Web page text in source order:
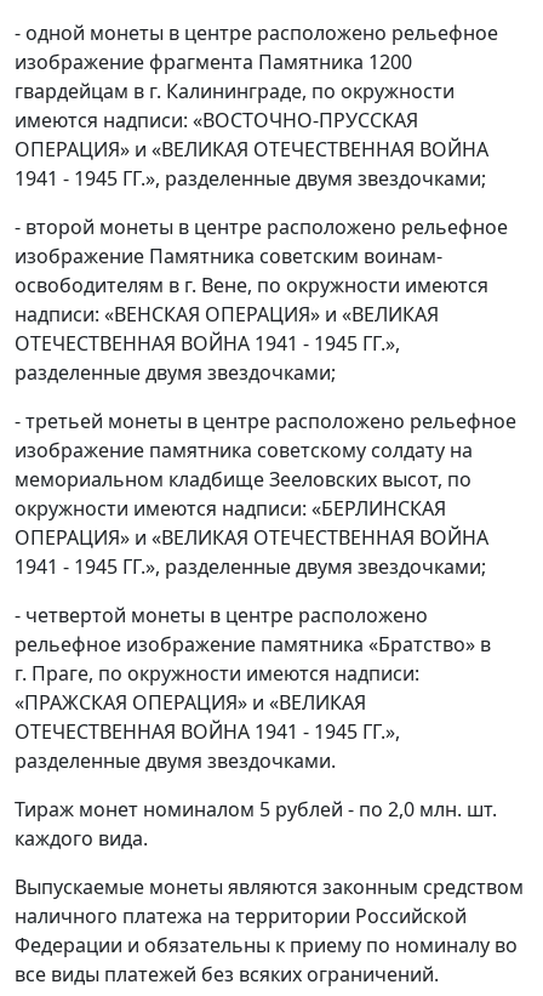
- одной монеты в центре расположено рельефное
изображение фрагмента Памятника 1200
гвардейцам в г. Калининграде, по окружности
имеются надписи: «ВОСТОЧНО-ПРУССКАЯ
ОПЕРАЦИЯ» и «ВЕЛИКАЯ ОТЕЧЕСТВЕННАЯ ВОЙНА
1941 - 1945 ГГ.», разделенные двумя звездочками;
- второй монеты в центре расположено рельефное
изображение Памятника советским воинам-
освободителям в г. Вене, по окружности имеются
надписи: «ВЕНСКАЯ ОПЕРАЦИЯ» и «ВЕЛИКАЯ
ОТЕЧЕСТВЕННАЯ ВОЙНА 1941 - 1945 ГГ.»,
разделенные двумя звездочками;
- третьей монеты в центре расположено рельефное
изображение памятника советскому солдату на
мемориальном кладбище Зееловских высот, по
окружности имеются надписи: «БЕРЛИНСКАЯ
ОПЕРАЦИЯ» и «ВЕЛИКАЯ ОТЕЧЕСТВЕННАЯ ВОЙНА
1941 - 1945 ГГ.», разделенные двумя звездочками;
- четвертой монеты в центре расположено
рельефное изображение памятника «Братство» в
г. Праге, по окружности имеются надписи:
«ПРАЖСКАЯ ОПЕРАЦИЯ» и «ВЕЛИКАЯ
ОТЕЧЕСТВЕННАЯ ВОЙНА 1941 - 1945 ГГ.»,
разделенные двумя звездочками.
Тираж монет номиналом 5 рублей - по 2,0 млн. шт.
каждого вида.
Выпускаемые монеты являются законным средством
наличного платежа на территории Российской
Федерации и обязательны к приему по номиналу во
все виды платежей без всяких ограничений.